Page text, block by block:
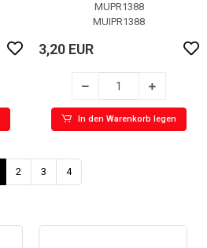
MUPR1388
MUIPR1388
3,20 EUR
In den Warenkorb legen
2 3 4